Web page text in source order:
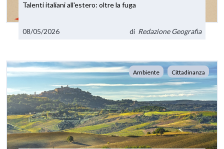
Talenti italiani all'estero: oltre la fuga
08/05/2026 di Redazione Geografia
Ambiente Cittadinanza